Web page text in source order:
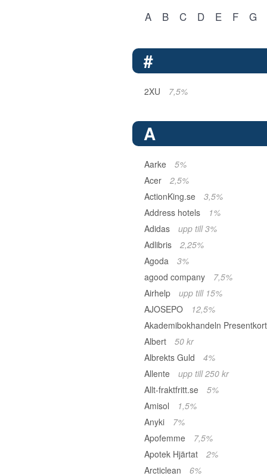
A B C D E F G
#
2XU 7,5%
A
Aarke
5%
Acer
2,5%
ActionKing.se
3,5%
Address hotels
1%
Adidas
upp till 3%
Adlibris
2,25%
Agoda
3%
agood company
7,5%
Airhelp
upp till 15%
AJOSEPO
12,5%
Akademibokhandeln
Albert
50 kr
Albrekts Guld
4%
Allente
upp till 250 kr
Allt-fraktfritt.se
5%
Amisol
1,5%
Anyki
7%
Apofemme
7,5%
Apotek Hjärtat
2%
Arcticlean
6%